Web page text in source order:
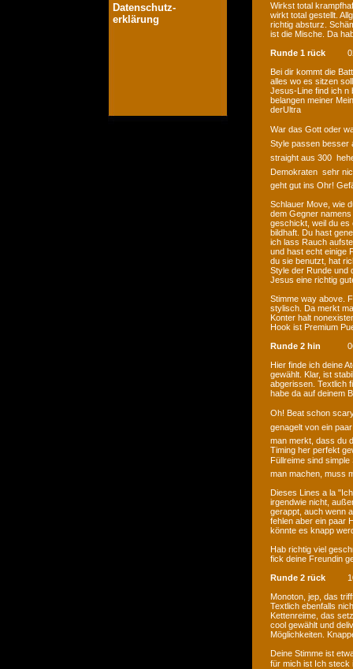
Datenschutz-
erklärung
Wirkst total
wirkt total gestellt.
richtig absturz.
ist die Mische. Da
Runde 1 rück
Bei dir kommt die
alles wo es sitzen
Jesus-Line find ich n
belangen meiner
derUltra
War das Gott oder
Style passen besser
straight aus 300 
Demokraten  sehr
geht gut ins Ohr!
Schlauer Move, wie
dem Gegner
geschickt, weil du es
bildhaft. Du hast
ich lass Rauch
und hast echt einige
du sie benutzt, hat
Style der Runde und
Jesus eine richtig
Stimme way above.
stylisch. Da merkt
Konter halt
Hook ist Premium
Runde 2 hin
Hier finde ich deine
gewählt. Klar, ist
abgerissen. Textlich
habe da auf deinem
Oh! Beat schon
genagelt von ein
man merkt, dass du
Timing her perfekt
Füllreime sind simple
man machen, muss
Dieses Lines a la
irgendwie nicht,
gerappt, auch wenn
fehlen aber ein paar
könnte es knapp
Hab richtig viel
fick deine Freundin
Runde 2 rück
Monoton, jep, das
Textlich ebenfalls
Kettenreime, das
cool gewählt und
Möglichkeiten.
Deine Stimme ist
für mich ist Ich steck